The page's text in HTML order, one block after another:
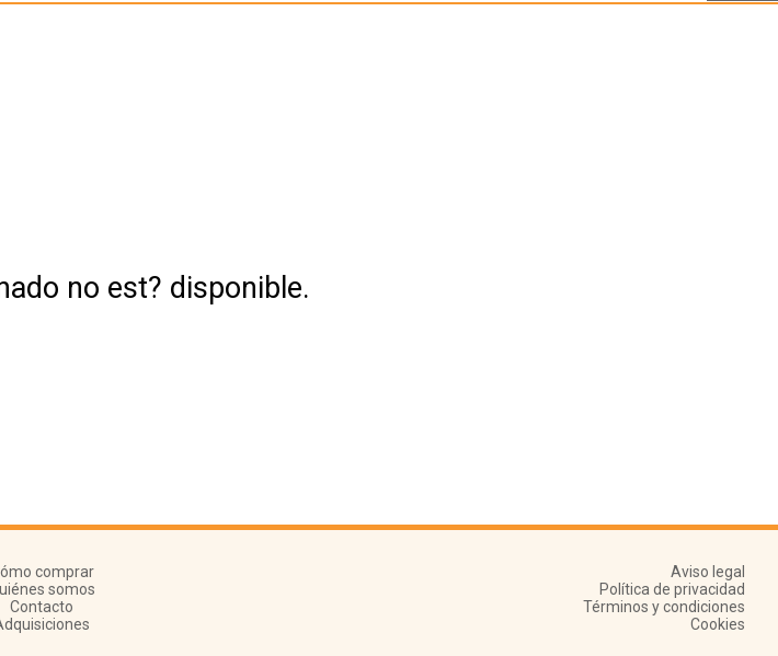
no est? disponible.
comprar
somos
Contacto
Aviso legal
Política de privacidad
Términos y condiciones
Cookies